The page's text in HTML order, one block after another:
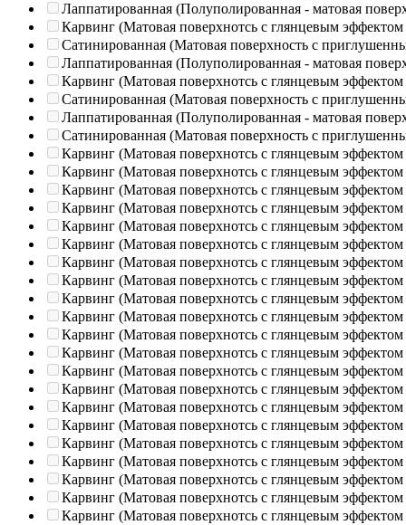
Лаппатированная (Полуполированная - матовая
Карвинг (Матовая поверхнотсь с глянцевым эффектом
Сатинированная (Матовая поверхность с
Лаппатированная (Полуполированная - матовая
Карвинг (Матовая поверхнотсь с глянцевым эффектом
Сатинированная (Матовая поверхность с
Лаппатированная (Полуполированная - матовая
Сатинированная (Матовая поверхность с
Карвинг (Матовая поверхнотсь с глянцевым эффектом
Карвинг (Матовая поверхнотсь с глянцевым эффектом
Карвинг (Матовая поверхнотсь с глянцевым эффектом
Карвинг (Матовая поверхнотсь с глянцевым эффектом
Карвинг (Матовая поверхнотсь с глянцевым эффектом
Карвинг (Матовая поверхнотсь с глянцевым эффектом
Карвинг (Матовая поверхнотсь с глянцевым эффектом
Карвинг (Матовая поверхнотсь с глянцевым эффектом
Карвинг (Матовая поверхнотсь с глянцевым эффектом
Карвинг (Матовая поверхнотсь с глянцевым эффектом
Карвинг (Матовая поверхнотсь с глянцевым эффектом
Карвинг (Матовая поверхнотсь с глянцевым эффектом
Карвинг (Матовая поверхнотсь с глянцевым эффектом
Карвинг (Матовая поверхнотсь с глянцевым эффектом
Карвинг (Матовая поверхнотсь с глянцевым эффектом
Карвинг (Матовая поверхнотсь с глянцевым эффектом
Карвинг (Матовая поверхнотсь с глянцевым эффектом
Карвинг (Матовая поверхнотсь с глянцевым эффектом
Карвинг (Матовая поверхнотсь с глянцевым эффектом
Карвинг (Матовая поверхнотсь с глянцевым эффектом
Карвинг (Матовая поверхнотсь с глянцевым эффектом